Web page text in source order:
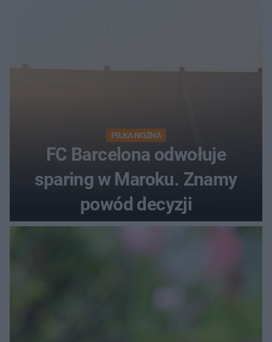
PIŁKA NOŻNA
FC Barcelona odwołuje
sparing w Maroku. Znamy
powód decyzji